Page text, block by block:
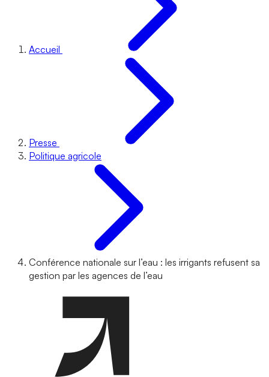
Accueil
Presse
Politique agricole
Conférence nationale sur l’eau : les irrigants refusent sa
gestion par les agences de l’eau